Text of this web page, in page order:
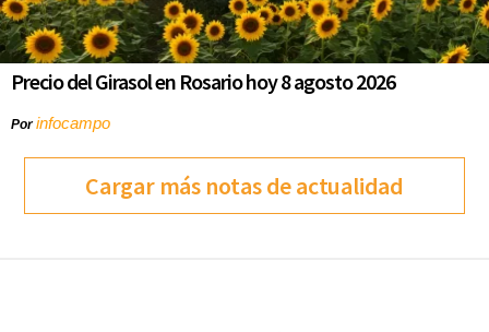
Precio del Girasol en Rosario hoy 8 agosto 2026
Porinfocampo
Cargar más notas de actualidad